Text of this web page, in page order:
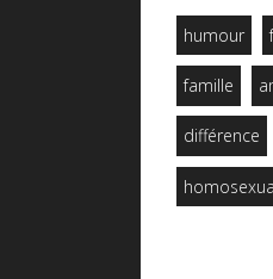
humour
famille
différence